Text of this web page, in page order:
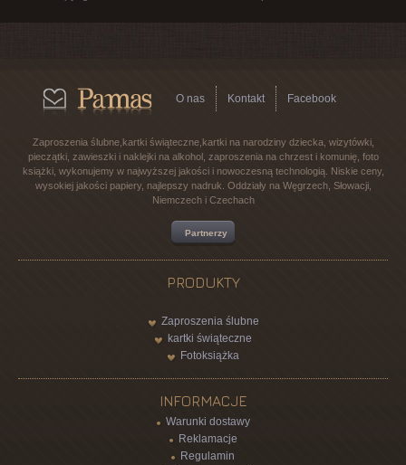
O nas Kontakt Facebook
Zaproszenia ślubne,kartki świąteczne,kartki na narodziny dziecka, wizytówki,
pieczątki, zawieszki i naklejki na alkohol, zaproszenia na chrzest i komunię, foto
książki, wykonujemy w najwyższej jakości i nowoczesną technologią. Niskie ceny,
wysokiej jakości papiery, najlepszy nadruk. Oddziały na Węgrzech, Słowacji,
Niemczech i Czechach
Partnerzy
PRODUKTY
Zaproszenia ślubne
kartki świąteczne
Fotoksiążka
INFORMACJE
Warunki dostawy
Reklamacje
Regulamin